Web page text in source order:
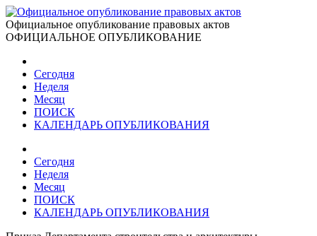
Официальное опубликование правовых актов
ОФИЦИАЛЬНОЕ ОПУБЛИКОВАНИЕ
Сегодня
Неделя
Месяц
ПОИСК
КАЛЕНДАРЬ ОПУБЛИКОВАНИЯ
Сегодня
Неделя
Месяц
ПОИСК
КАЛЕНДАРЬ ОПУБЛИКОВАНИЯ